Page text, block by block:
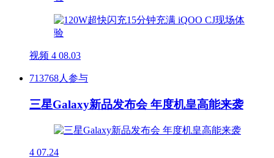
视频 4 08.03
713768人参与
三星Galaxy新品发布会 年度机皇高能来袭
4 07.24